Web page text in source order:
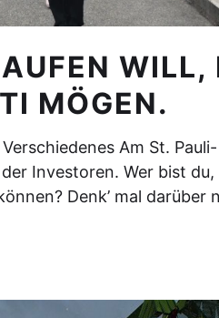
WILL,
MÖGEN.
Am St.
Investoren. Wer bist du,
Denk’ mal darüber